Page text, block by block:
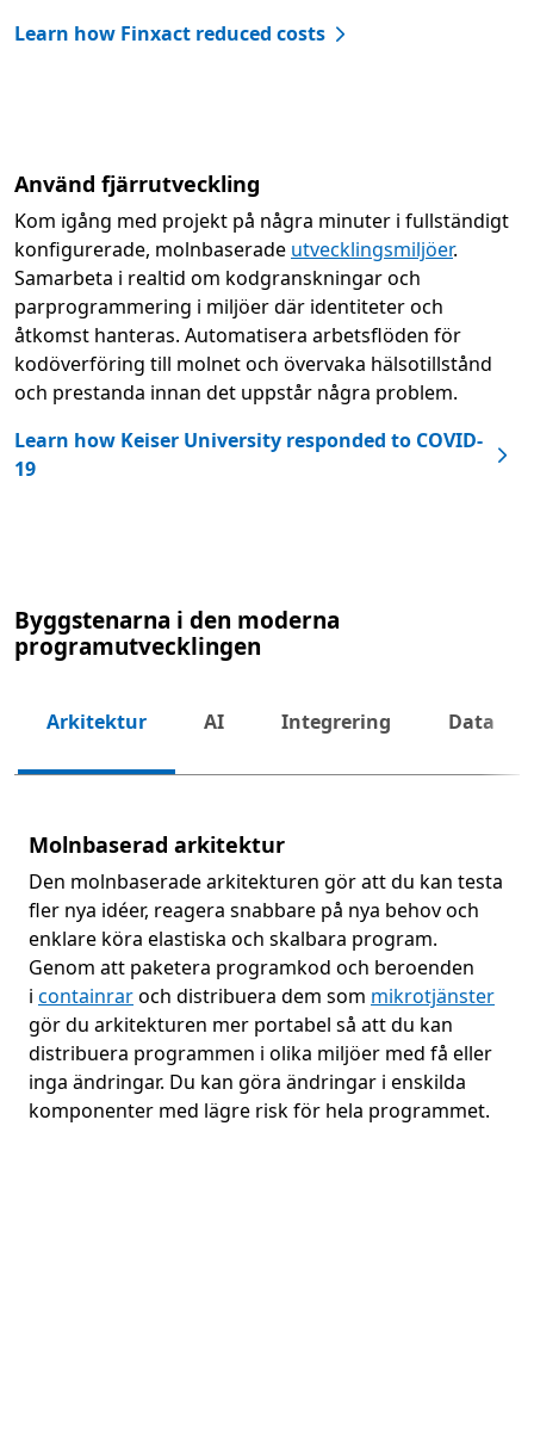
Learn how Finxact reduced costs
Använd fjärrutveckling
Kom igång med projekt på några minuter i fullständigt
konfigurerade, molnbaserade utvecklingsmiljöer.
Samarbeta i realtid om kodgranskningar och
parprogrammering i miljöer där identiteter och
åtkomst hanteras. Automatisera arbetsflöden för
kodöverföring till molnet och övervaka hälsotillstånd
och prestanda innan det uppstår några problem.
Learn how Keiser University responded to COVID-
19
Byggstenarna i den moderna
programutvecklingen
Arkitektur AI Integrering Data
Molnbaserad arkitektur
Den molnbaserade arkitekturen gör att du kan testa
fler nya idéer, reagera snabbare på nya behov och
enklare köra elastiska och skalbara program.
Genom att paketera programkod och beroenden
i containraroch distribuera dem som mikrotjänster
gör du arkitekturen mer portabel så att du kan
distribuera programmen i olika miljöer med få eller
inga ändringar. Du kan göra ändringar i enskilda
komponenter med lägre risk för hela programmet.